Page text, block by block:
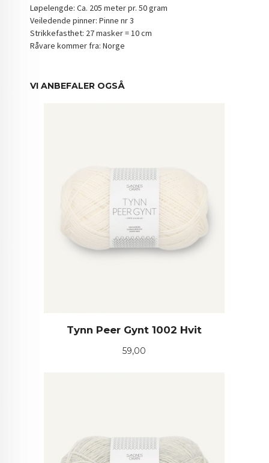
Løpelengde: Ca. 205 meter pr. 50 gram
Veiledende pinner: Pinne nr 3
Strikkefasthet: 27 masker = 10 cm
Råvare kommer fra: Norge
VI ANBEFALER OGSÅ
Tynn Peer Gynt 1002 Hvit
Pris
59,00